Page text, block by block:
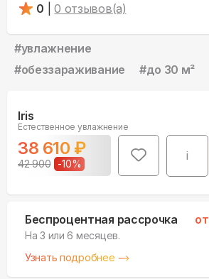
0
0 отзывов(а)
#увлажнение
#обеззараживание #до 30 м²
Iris
Естественное увлажнение
38 610 ₽
42 900 -10%
i
Беспроцентная рассрочка от
На 3 или 6 месяцев.
Узнать подробнее